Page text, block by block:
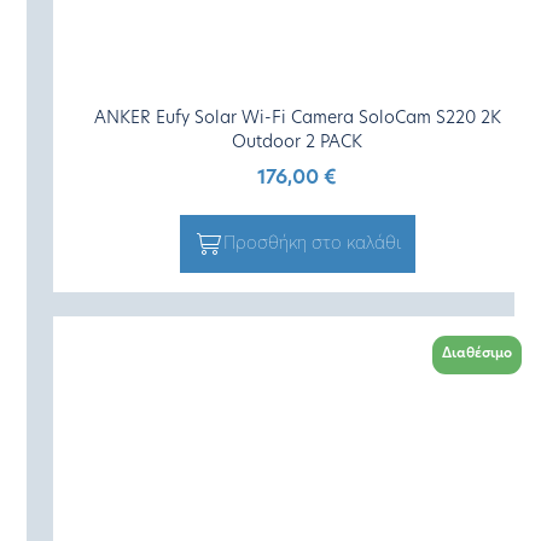
ANKER Eufy Solar Wi-Fi Camera SoloCam S220 2K
Outdoor 2 PACK
176,00 €
Προσθήκη στο καλάθι
Διαθέσιμο